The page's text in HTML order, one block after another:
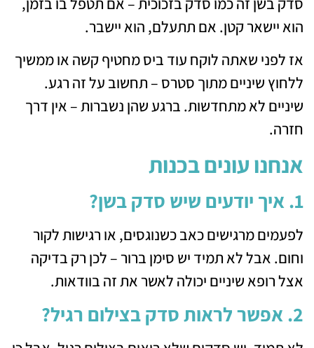
הוא יישאר קטן. אם תתעלם, הוא יישבר.
אז לפני שאתה לוקח עוד ביס מחטיף קשה או ממשיך
ללחוץ שיניים מתוך סטרס – תחשוב על זה רגע.
שיניים לא מתחדשות. ברגע שהן נשברות – אין דרך
חזרה.
אנחנו עונים בכנות
1. איך יודעים שיש סדק בשן?
לפעמים מרגישים כאב כשנוגסים, או רגישות לקור
וחום. אבל לא תמיד יש סימן ברור – לכן רק בדיקה
אצל רופא שיניים יכולה לאשר את זה בוודאות.
2. אפשר לראות סדק בצילום רגיל?